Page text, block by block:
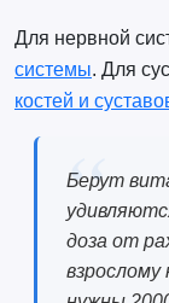
Для нервной
системы. Для
костей и
Берут
доза от